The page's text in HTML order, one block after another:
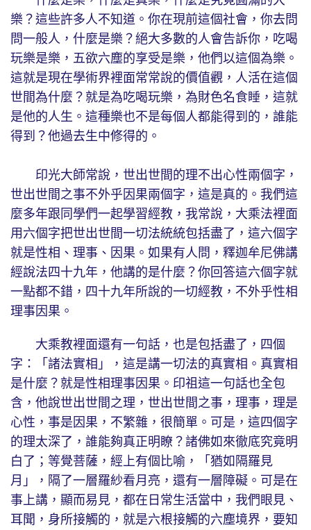
樂？這些許多人不知道。你在現前這個社會，你去問
問一般人，什麼是樂？絕大多數的人會告訴你，吃喝
玩樂是樂，五欲六塵的享受是樂，他們以這個為樂。
這就是現在學術界裡面常常說的價值觀，人活在這個
世間為什麼？就是為吃喝玩樂，為財色名食睡，這就
是他的人生。這種樂也不是每個人都能得到的，誰能
得到？他過去生中修得的。
印光大師常說，世出世間的理不出心性兩個字，
世出世間之事不外乎因果兩個字，這是真的。我們這
麼多年跟同學們一起學習經教，我常說，大乘法裡面
用六個字把世出世間一切法統統包括盡了，這六個字
就是性相、理事、因果。如果有人問，釋迦牟尼佛講
經說法四十九年，他講的是什麼？你回答這六個字就
一點都不錯，四十九年所說的一切經教，不外乎性相
理事因果。
大乘教裡面還有一句話，也是包括盡了，四個
字：「諸法實相」，這是講一切法的真實相。真實相
是什麼？就是性相理事因果。印祖這一句話也全包
含，他說世出世間之理，世出世間之事，理事，理是
心性，事是因果，不繁雜，很簡單。可是，這四個字
的理太深了，誰能夠真正明瞭？諸佛如來徹底究竟明
白了；等覺菩薩，經上有個比喻，「猶如隔羅見
月」，隔了一層羅紗看月亮，還有一層障礙。可是在
事上講，顯而易見，都在日常生活當中，我們眼見、
耳聞，身所接觸的，就是六根接觸的六塵境界，要知